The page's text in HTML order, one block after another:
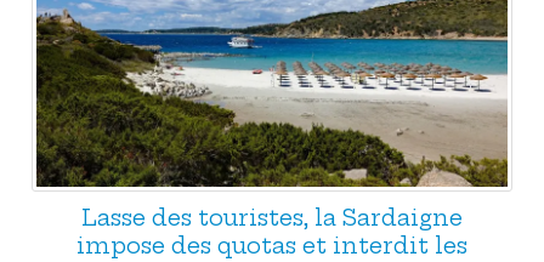
Lasse des touristes, la Sardaigne
impose des quotas et interdit les